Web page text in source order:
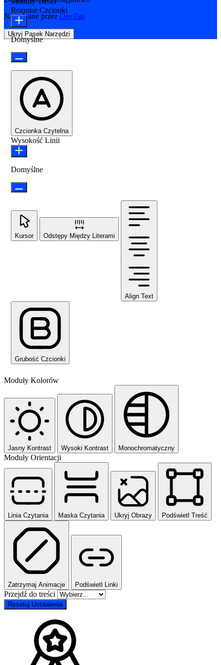
Napędzane przez OneTap
Ukryj Pasek Narzędzi
Rozmiar Czcionki
Domyślne
Czcionka Czytelna
Wysokość Linii
Domyślne
Kursor Odstępy Między Literami
Align Text
Grubość Czcionki
Moduły Kolorów
Jasny Kontrast Wysoki Kontrast Monochromatyczny
Moduły Orientacji
Linia Czytania Maska Czytania Ukryj Obrazy Podświetl Treść
Zatrzymaj Animacje Podświetl Linki
Przejdź do treści
Resetuj Ustawienia